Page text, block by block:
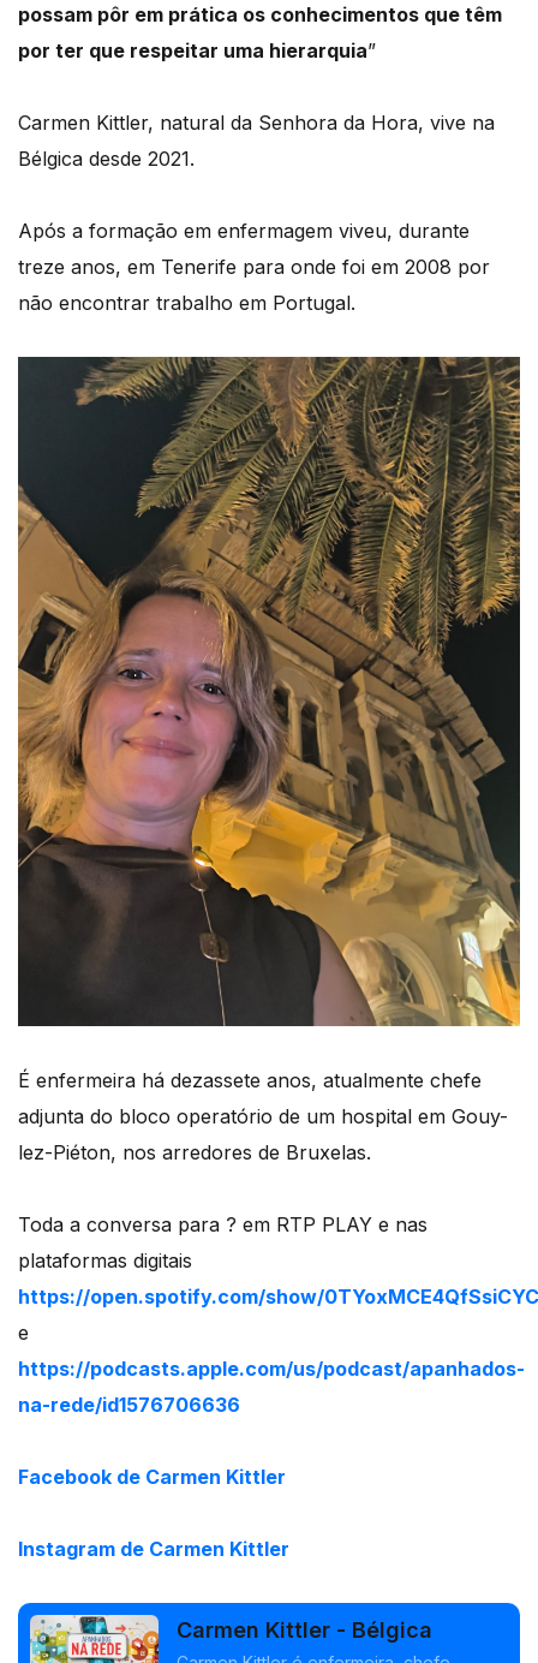
possam pôr em prática os conhecimentos que têm
por ter que respeitar uma hierarquia”
Carmen Kittler, natural da Senhora da Hora, vive na
Bélgica desde 2021.
Após a formação em enfermagem viveu, durante
treze anos, em Tenerife para onde foi em 2008 por
não encontrar trabalho em Portugal.
É enfermeira há dezassete anos, atualmente chefe
adjunta do bloco operatório de um hospital em Gouy-
lez-Piéton, nos arredores de Bruxelas.
Toda a conversa para ? em RTP PLAY e nas
plataformas digitais
https://open.spotify.com/show/
e
https://podcasts.apple.com/us/podcast/apanhados-
na-rede/id1576706636
Facebook de Carmen Kittler
Instagram de Carmen Kittler
Carmen Kittler - Bélgica